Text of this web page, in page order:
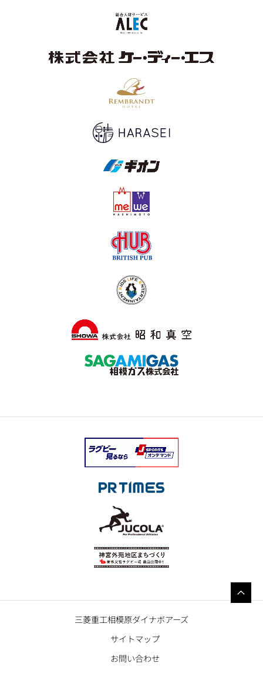
三菱重工相模原ダイナボアーズ
サイトマップ
お問い合わせ